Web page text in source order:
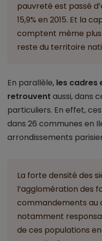
pauvreté est passé
15,9% en 2015. Et la
comptent même plus
reste du territoire
En parallèle, les cadres
retrouvent aussi, dans
particuliers. En effet,
dans 26 communes en
arrondissements
La forte densité des
l’agglomération des
commandements
notamment
de ces populations